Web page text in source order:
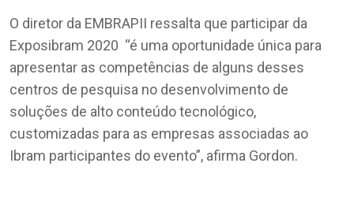
O diretor da EMBRAPII ressalta que participar da
Exposibram 2020 “é uma oportunidade única para
apresentar as competências de alguns desses
centros de pesquisa no desenvolvimento de
soluções de alto conteúdo tecnológico,
customizadas para as empresas associadas ao
Ibram participantes do evento”, afirma Gordon.